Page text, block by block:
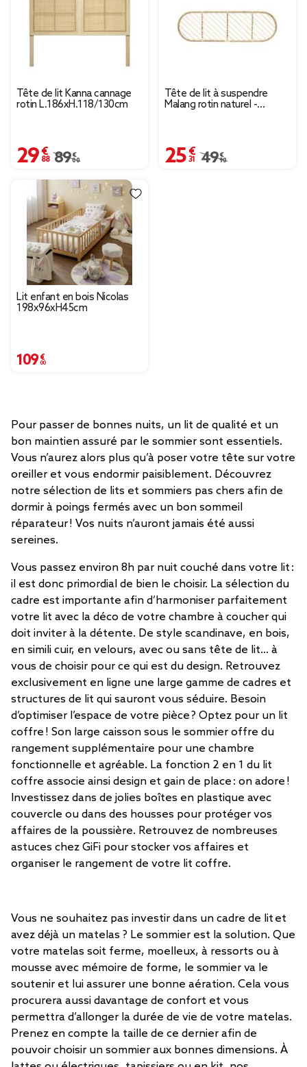
Tête de lit Kanna cannage
rotin L.186xH.118/130cm
29,88 €
Prix remisé de 89,00 € à 29,88 €
89,00 €
Tête de lit à suspendre
Malang rotin naturel -
25,31 €
Prix remisé de 49,90
49,90 €
Lit enfant en bois Nicolas
198x96xH45cm
109,00 €
Pour passer de bonnes nuits, un lit de qualité et un
bon maintien assuré par le sommier sont essentiels.
Vous n’aurez alors plus qu’à poser votre tête sur votre
oreiller et vous endormir paisiblement. Découvrez
notre sélection de lits et sommiers pas chers afin de
dormir à poings fermés avec un bon sommeil
réparateur ! Vos nuits n’auront jamais été aussi
sereines.
Vous passez environ 8h par nuit couché dans votre lit :
il est donc primordial de bien le choisir. La sélection du
cadre est importante afin d’harmoniser parfaitement
votre lit avec la déco de votre chambre à coucher qui
doit inviter à la détente. De style scandinave, en bois,
en simili cuir, en velours, avec ou sans tête de lit… à
vous de choisir pour ce qui est du design. Retrouvez
exclusivement en ligne une large gamme de cadres et
structures de lit qui sauront vous séduire. Besoin
d’optimiser l’espace de votre pièce ? Optez pour un lit
coffre ! Son large caisson sous le sommier offre du
rangement supplémentaire pour une chambre
fonctionnelle et agréable. La fonction 2 en 1 du lit
coffre associe ainsi design et gain de place : on adore !
Investissez dans de jolies boîtes en plastique avec
couvercle ou dans des housses pour protéger vos
affaires de la poussière. Retrouvez de nombreuses
astuces chez GiFi pour stocker vos affaires et
organiser le rangement de votre lit coffre.
Vous ne souhaitez pas investir dans un cadre de lit et
avez déjà un matelas ? Le sommier est la solution. Que
votre matelas soit ferme, moelleux, à ressorts ou à
mousse avec mémoire de forme, le sommier va le
soutenir et lui assurer une bonne aération. Cela vous
procurera aussi davantage de confort et vous
permettra d’allonger la durée de vie de votre matelas.
Prenez en compte la taille de ce dernier afin de
pouvoir choisir un sommier aux bonnes dimensions. À